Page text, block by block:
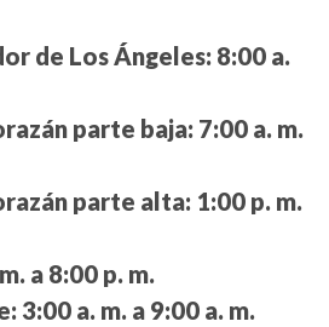
de Los Ángeles: 8:00 a.
parte baja: 7:00 a. m.
parte alta: 1:00 p. m.
a 8:00 p. m.
3:00 a. m. a 9:00 a. m.